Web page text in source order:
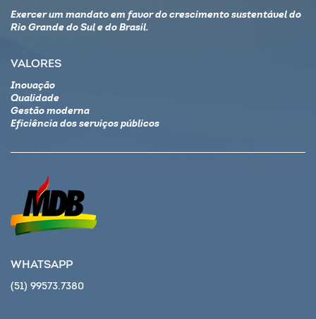
Exercer um mandato em favor do crescimento sustentável do
Rio Grande do Sul e do Brasil.
VALORES
Inovação
Qualidade
Gestão moderna
Eficiência dos serviços públicos
WHATSAPP
(51) 99573.7380